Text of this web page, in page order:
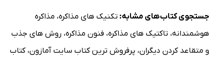
جستجوی کتاب‌های مشابه: تکنیک های مذاکره، مذاکره
هوشمندانه، تاکتیک های مذاکره، فنون مذاکره، روش های جذب
و متقاعد کردن دیگران، پرفروش ترین کتاب سایت آمازون،کتاب